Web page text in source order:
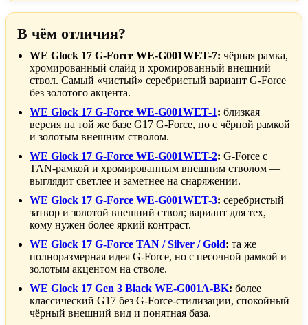
В чём отличия?
WE Glock 17 G-Force WE-G001WET-7: чёрная рамка,
хромированный слайд и хромированный внешний
ствол. Самый «чистый» серебристый вариант G-Force
без золотого акцента.
WE Glock 17 G-Force WE-G001WET-1: близкая
версия на той же базе G17 G-Force, но с чёрной рамкой
и золотым внешним стволом.
WE Glock 17 G-Force WE-G001WET-2: G-Force с
TAN-рамкой и хромированным внешним стволом —
выглядит светлее и заметнее на снаряжении.
WE Glock 17 G-Force WE-G001WET-3: серебристый
затвор и золотой внешний ствол; вариант для тех,
кому нужен более яркий контраст.
WE Glock 17 G-Force TAN / Silver / Gold: та же
полноразмерная идея G-Force, но с песочной рамкой и
золотым акцентом на стволе.
WE Glock 17 Gen 3 Black WE-G001A-BK: более
классический G17 без G-Force-стилизации, спокойный
чёрный внешний вид и понятная база.